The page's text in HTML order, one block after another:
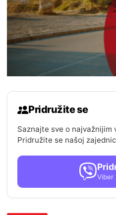
Pridružite se
Saznajte sve o najvažnijim
Pridružite se našoj
Viber